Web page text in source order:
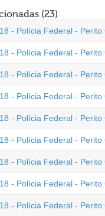
(23)
- Polícia Federal -
- Polícia Federal -
- Polícia Federal -
- Polícia Federal -
- Polícia Federal -
- Polícia Federal -
- Polícia Federal -
- Polícia Federal -
- Polícia Federal -